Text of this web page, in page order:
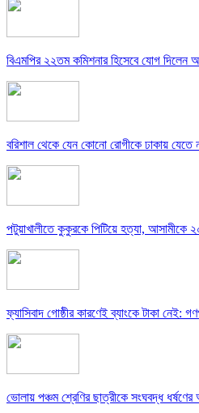
বিএমপির ২২তম কমিশনার হিসেবে যোগ দিলেন
বরিশাল থেকে যেন কোনো রোগীকে ঢাকায় যেতে
পটুয়াখালীতে কুকুরকে পিটিয়ে হত্যা, আসামীকে
ফ্যাসিবাদ গোষ্ঠীর কারণেই ব্যাংকে টাকা নেই:
ভোলায় পঞ্চম শ্রেণির ছাত্রীকে সংঘবদ্ধ